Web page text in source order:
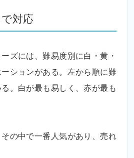
対応
ズには、難易度別に白・黄・
ションがある。左から順に難
。白が最も易しく、赤が最も
その中で一番人気があり、売れ